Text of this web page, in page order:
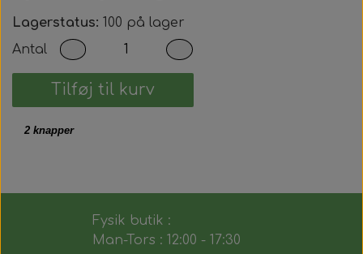
Lagerstatus: 100 på lager
Antal
Tilføj til kurv
2 knapper
Fysik butik :
Man-Tors : 12:00 - 17:30